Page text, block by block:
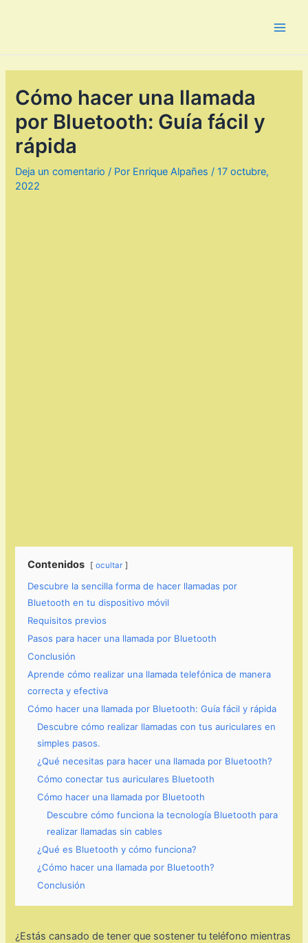
Cómo hacer una llamada
por Bluetooth: Guía fácil y
rápida
Deja un comentario / Por Enrique Alpañes/17 octubre,
2022
Contenidos ocultar
Descubre la sencilla forma de hacer llamadas por
Bluetooth en tu dispositivo móvil
Requisitos previos
Pasos para hacer una llamada por Bluetooth
Conclusión
Aprende cómo realizar una llamada telefónica de manera
correcta y efectiva
Cómo hacer una llamada por Bluetooth: Guía fácil y rápida
Descubre cómo realizar llamadas con tus auriculares en
simples pasos.
¿Qué necesitas para hacer una llamada por Bluetooth?
Cómo conectar tus auriculares Bluetooth
Cómo hacer una llamada por Bluetooth
Descubre cómo funciona la tecnología Bluetooth para
realizar llamadas sin cables
¿Qué es Bluetooth y cómo funciona?
¿Cómo hacer una llamada por Bluetooth?
Conclusión
¿Estás cansado de tener que sostener tu teléfono mientras